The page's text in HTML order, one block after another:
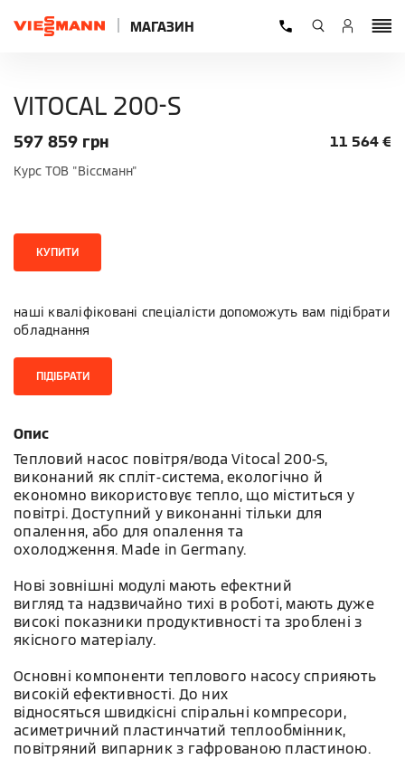
МАГАЗИН
VITOCAL 200-S
597 859 грн 11 564 €
Курс ТОВ "Віссманн"
КУПИТИ
наші кваліфіковані спеціалісти допоможуть вам підібрати
обладнання
ПІДІБРАТИ
Опис
Тепловий насос повітря/вода Vitocal 200-S,
виконаний як спліт-система, екологічно й
економно використовує тепло, що міститься у
повітрі. Доступний у виконанні тільки для
опалення, або для опалення та
охолодження. Made in Germany.
Нові зовнішні модулі мають ефектний
вигляд та надзвичайно тихі в роботі, мають дуже
високі показники продуктивності та зроблені з
якісного матеріалу.
Основні компоненти теплового насосу сприяють
високій ефективності. До них
відносяться швидкісні спіральні компресори,
асиметричний пластинчатий теплообмінник,
повітряний випарник з гафрованою пластиною.